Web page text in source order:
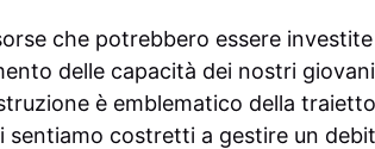
che potrebbero essere
delle capacità dei nostri
è emblematico della
sentiamo costretti a gestire un